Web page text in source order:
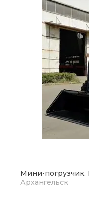
Мини-погрузчик.
Архангельск